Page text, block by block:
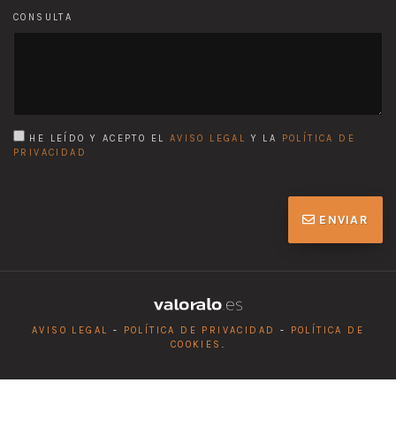
CONSULTA
HE LEÍDO Y ACEPTO EL AVISO LEGAL Y LA
POLÍTICA DE
PRIVACIDAD
ENVIAR
AVISO LEGAL - POLÍTICA DE PRIVACIDAD -
POLÍTICA DE
COOKIES .